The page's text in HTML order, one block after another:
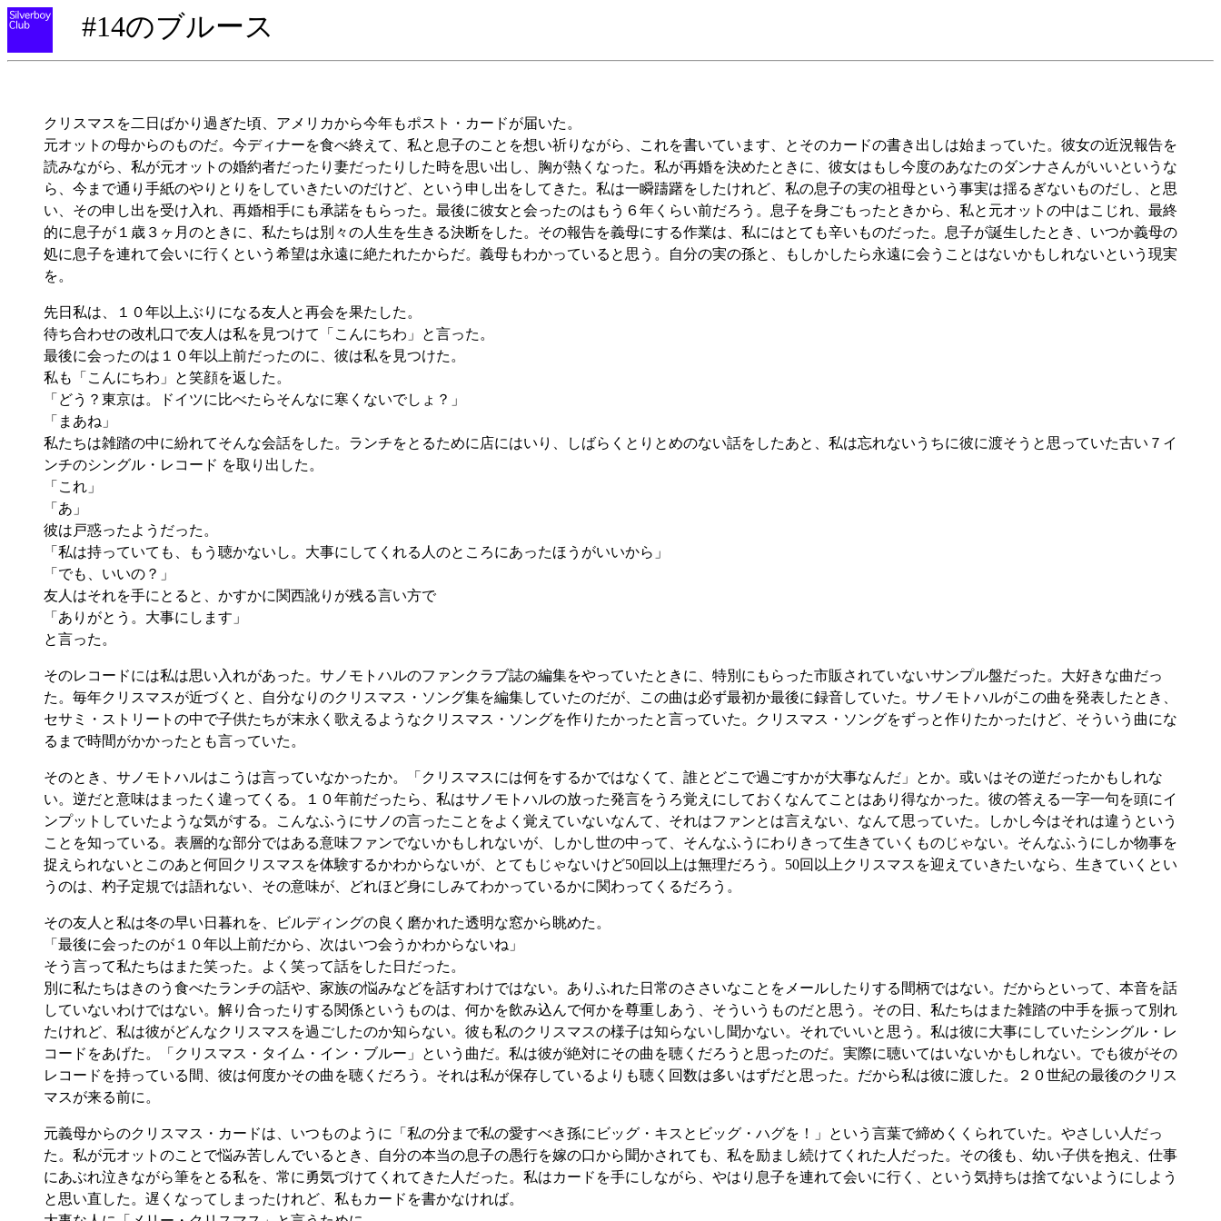
#14のブルース
クリスマスを二日ばかり過ぎた頃、アメリカから今年もポスト・カードが届いた。
元オットの母からのものだ。今ディナーを食べ終えて、私と息子のことを想い祈りながら、これを書いています、とそのカードの書き出しは始まっていた。彼女の近況報告を
読みながら、私が元オットの婚約者だったり妻だったりした時を思い出し、胸が熱くなった。私が再婚を決めたときに、彼女はもし今度のあなたのダンナさんがいいというな
ら、今まで通り手紙のやりとりをしていきたいのだけど、という申し出をしてきた。私は一瞬躊躇をしたけれど、私の息子の実の祖母という事実は揺るぎないものだし、と思
い、その申し出を受け入れ、再婚相手にも承諾をもらった。最後に彼女と会ったのはもう６年くらい前だろう。息子を身ごもったときから、私と元オットの中はこじれ、最終
的に息子が１歳３ヶ月のときに、私たちは別々の人生を生きる決断をした。その報告を義母にする作業は、私にはとても辛いものだった。息子が誕生したとき、いつか義母の
処に息子を連れて会いに行くという希望は永遠に絶たれたからだ。義母もわかっていると思う。自分の実の孫と、もしかしたら永遠に会うことはないかもしれないという現実
を。
先日私は、１０年以上ぶりになる友人と再会を果たした。
待ち合わせの改札口で友人は私を見つけて「こんにちわ」と言った。
最後に会ったのは１０年以上前だったのに、彼は私を見つけた。
私も「こんにちわ」と笑顔を返した。
「どう？東京は。ドイツに比べたらそんなに寒くないでしょ？」
「まあね」
私たちは雑踏の中に紛れてそんな会話をした。ランチをとるために店にはいり、しばらくとりとめのない話をしたあと、私は忘れないうちに彼に渡そうと思っていた古い７イ
ンチのシングル・レコード を取り出した。
「これ」
「あ」
彼は戸惑ったようだった。
「私は持っていても、もう聴かないし。大事にしてくれる人のところにあったほうがいいから」
「でも、いいの？」
友人はそれを手にとると、かすかに関西訛りが残る言い方で
「ありがとう。大事にします」
と言った。
そのレコードには私は思い入れがあった。サノモトハルのファンクラブ誌の編集をやっていたときに、特別にもらった市販されていないサンプル盤だった。大好きな曲だっ
た。毎年クリスマスが近づくと、自分なりのクリスマス・ソング集を編集していたのだが、この曲は必ず最初か最後に録音していた。サノモトハルがこの曲を発表したとき、
セサミ・ストリートの中で子供たちが末永く歌えるようなクリスマス・ソングを作りたかったと言っていた。クリスマス・ソングをずっと作りたかったけど、そういう曲にな
るまで時間がかかったとも言っていた。
そのとき、サノモトハルはこうは言っていなかったか。「クリスマスには何をするかではなくて、誰とどこで過ごすかが大事なんだ」とか。或いはその逆だったかもしれな
い。逆だと意味はまったく違ってくる。１０年前だったら、私はサノモトハルの放った発言をうろ覚えにしておくなんてことはあり得なかった。彼の答える一字一句を頭にイ
ンプットしていたような気がする。こんなふうにサノの言ったことをよく覚えていないなんて、それはファンとは言えない、なんて思っていた。しかし今はそれは違うという
ことを知っている。表層的な部分ではある意味ファンでないかもしれないが、しかし世の中って、そんなふうにわりきって生きていくものじゃない。そんなふうにしか物事を
捉えられないとこのあと何回クリスマスを体験するかわからないが、とてもじゃないけど50回以上は無理だろう。50回以上クリスマスを迎えていきたいなら、生きていくとい
うのは、杓子定規では語れない、その意味が、どれほど身にしみてわかっているかに関わってくるだろう。
その友人と私は冬の早い日暮れを、ビルディングの良く磨かれた透明な窓から眺めた。
「最後に会ったのが１０年以上前だから、次はいつ会うかわからないね」
そう言って私たちはまた笑った。よく笑って話をした日だった。
別に私たちはきのう食べたランチの話や、家族の悩みなどを話すわけではない。ありふれた日常のささいなことをメールしたりする間柄ではない。だからといって、本音を話
していないわけではない。解り合ったりする関係というものは、何かを飲み込んで何かを尊重しあう、そういうものだと思う。その日、私たちはまた雑踏の中手を振って別れ
たけれど、私は彼がどんなクリスマスを過ごしたのか知らない。彼も私のクリスマスの様子は知らないし聞かない。それでいいと思う。私は彼に大事にしていたシングル・レ
コードをあげた。「クリスマス・タイム・イン・ブルー」という曲だ。私は彼が絶対にその曲を聴くだろうと思ったのだ。実際に聴いてはいないかもしれない。でも彼がその
レコードを持っている間、彼は何度かその曲を聴くだろう。それは私が保存しているよりも聴く回数は多いはずだと思った。だから私は彼に渡した。２０世紀の最後のクリス
マスが来る前に。
元義母からのクリスマス・カードは、いつものように「私の分まで私の愛すべき孫にビッグ・キスとビッグ・ハグを！」という言葉で締めくくられていた。やさしい人だっ
た。私が元オットのことで悩み苦しんでいるとき、自分の本当の息子の愚行を嫁の口から聞かされても、私を励まし続けてくれた人だった。その後も、幼い子供を抱え、仕事
にあぶれ泣きながら筆をとる私を、常に勇気づけてくれてきた人だった。私はカードを手にしながら、やはり息子を連れて会いに行く、という気持ちは捨てないようにしよう
と思い直した。遅くなってしまったけれど、私もカードを書かなければ。